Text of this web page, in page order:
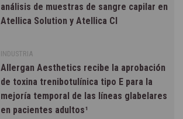
análisis de muestras de sangre capilar en
Atellica Solution y Atellica CI
INDUSTRIA
Allergan Aesthetics recibe la aprobación
de toxina trenibotulínica tipo E para la
mejoría temporal de las líneas glabelares
en pacientes adultos¹